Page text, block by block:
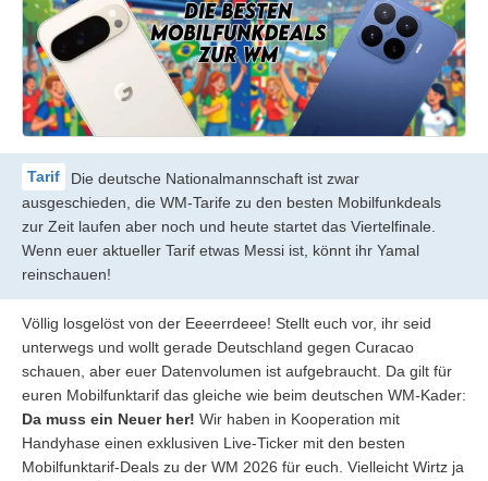
Die deutsche Nationalmannschaft ist zwar
ausgeschieden, die WM-Tarife zu den besten Mobilfunkdeals
zur Zeit laufen aber noch und heute startet das Viertelfinale.
Wenn euer aktueller Tarif etwas Messi ist, könnt ihr Yamal
reinschauen!
Völlig losgelöst von der Eeeerrdeee! Stellt euch vor, ihr seid
unterwegs und wollt gerade Deutschland gegen Curacao
schauen, aber euer Datenvolumen ist aufgebraucht. Da gilt für
euren Mobilfunktarif das gleiche wie beim deutschen WM-Kader:
Da muss ein Neuer her! Wir haben in Kooperation mit
Handyhase einen exklusiven Live-Ticker mit den besten
Mobilfunktarif-Deals zu der WM 2026 für euch. Vielleicht Wirtz ja